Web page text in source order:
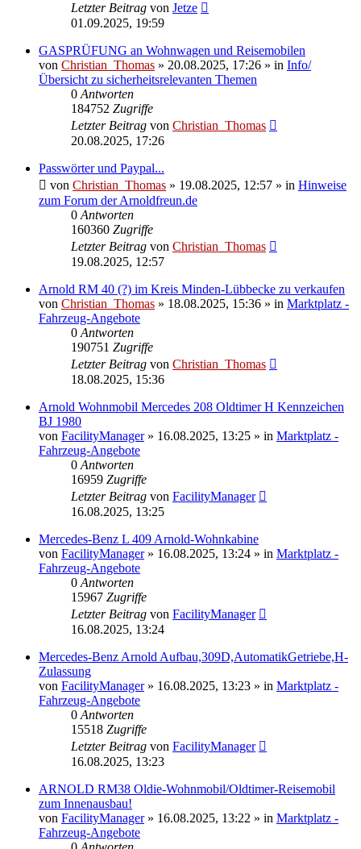
Letzter Beitrag von Jetze
01.09.2025, 19:59
GASPRÜFUNG an Wohnwagen und Reisemobilen
von Christian_Thomas » 20.08.2025, 17:26 » in Info/
Übersicht zu sicherheitsrelevanten Themen
0Antworten
184752 Zugriffe
Letzter Beitrag von Christian_Thomas
20.08.2025, 17:26
Passwörter und Paypal...
von Christian_Thomas » 19.08.2025, 12:57 » in Hinweise
zum Forum der Arnoldfreun.de
0Antworten
160360 Zugriffe
Letzter Beitrag von Christian_Thomas
19.08.2025, 12:57
Arnold RM 40 (?) im Kreis Minden-Lübbecke zu verkaufen
von Christian_Thomas » 18.08.2025, 15:36 » in Marktplatz -
Fahrzeug-Angebote
0Antworten
190751 Zugriffe
Letzter Beitrag von Christian_Thomas
18.08.2025, 15:36
Arnold Wohnmobil Mercedes 208 Oldtimer H Kennzeichen
BJ 1980
von FacilityManager» 16.08.2025, 13:25 » in Marktplatz -
Fahrzeug-Angebote
0Antworten
16959 Zugriffe
Letzter Beitrag von FacilityManager
16.08.2025, 13:25
Mercedes-Benz L 409 Arnold-Wohnkabine
von FacilityManager» 16.08.2025, 13:24 » in Marktplatz -
Fahrzeug-Angebote
0Antworten
15967 Zugriffe
Letzter Beitrag von FacilityManager
16.08.2025, 13:24
Mercedes-Benz Arnold Aufbau,309D,AutomatikGetriebe,H-
Zulassung
von FacilityManager» 16.08.2025, 13:23 » in Marktplatz -
Fahrzeug-Angebote
0Antworten
15518 Zugriffe
Letzter Beitrag von FacilityManager
16.08.2025, 13:23
ARNOLD RM38 Oldie-Wohnmobil/Oldtimer-Reisemobil
zum Innenausbau!
von FacilityManager» 16.08.2025, 13:22 » in Marktplatz -
Fahrzeug-Angebote